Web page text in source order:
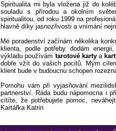
Spiritualita mi byla vložena již do
souladu s přírodou a okolním
spiritualitou, od roku 1999 na
hlavně díky jasnozřivosti a vnímání
Mé poradenství začínám několika
klienta, podle potřeby dodám
výkladu používám tarotové kartya
dobře vžít do vašich pocitů. Mým
klient bude v budoucnu schopen
Pomohu vám při vyjasňování
partnerství. Ráda budu nápomocna i
cítíte, že potřebujete pomoc,
Kartářka Katrin